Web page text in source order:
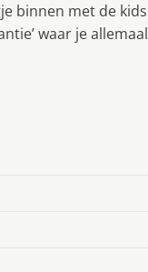
binnen met de
waar je